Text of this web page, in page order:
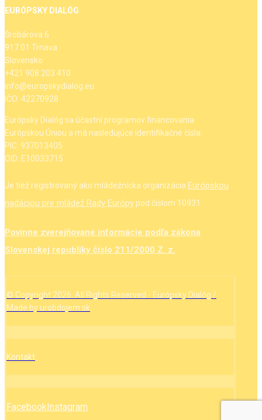
EURÓPSKY DIALÓG
Šrobárova 6
917 01 Trnava
Slovensko
+421 908 203 410
info@europskydialog.eu
IČO: 42270928
Európsky Dialóg sa účastní programov financovania
Európskou Úniou a má nasledujúce identifikačné čísla:
PIC: 937013405
OID: E10033715
Je tiež registrovaný ako mládežnícka organizácia Európskou
nadáciou pre mládež Rady Európy pod číslom 10931.
Povinne zverejňované informácie podľa zákona
Slovenskej republiky číslo 211/2000 Z. z.
© Copyright 2026. All Rights Reserved - Európsky Dialóg /
Made by urobdojem.sk
Kontakt
FacebookInstagram